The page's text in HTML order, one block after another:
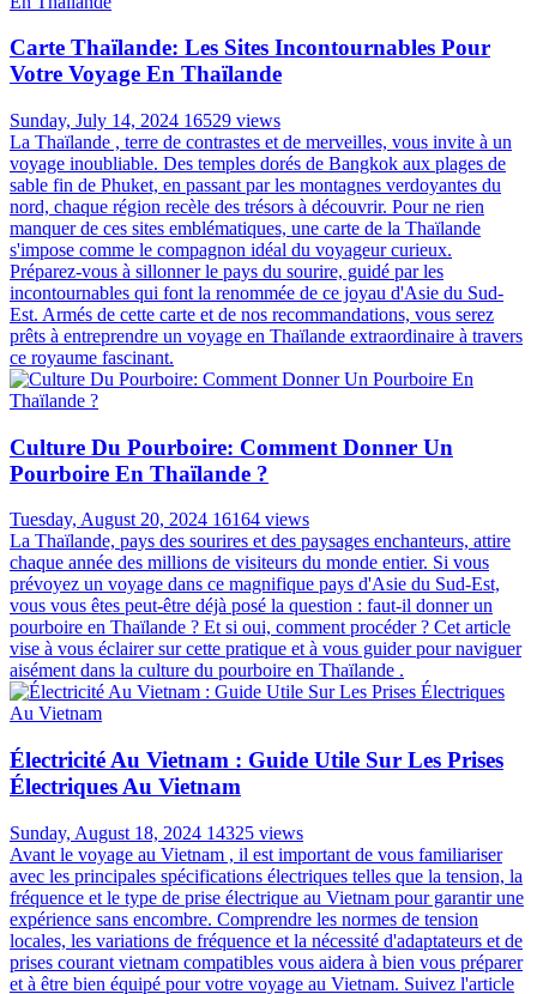
Carte Thaïlande: Les Sites Incontournables Pour
Votre Voyage En Thaïlande
Sunday, July 14, 2024 16529 views
La Thaïlande , terre de contrastes et de merveilles, vous invite à un
voyage inoubliable. Des temples dorés de Bangkok aux plages de
sable fin de Phuket, en passant par les montagnes verdoyantes du
nord, chaque région recèle des trésors à découvrir. Pour ne rien
manquer de ces sites emblématiques, une carte de la Thaïlande
s'impose comme le compagnon idéal du voyageur curieux.
Préparez-vous à sillonner le pays du sourire, guidé par les
incontournables qui font la renommée de ce joyau d'Asie du Sud-
Est. Armés de cette carte et de nos recommandations, vous serez
prêts à entreprendre un voyage en Thaïlande extraordinaire à travers
ce royaume fascinant.
Culture Du Pourboire: Comment Donner Un
Pourboire En Thaïlande ?
Tuesday, August 20, 2024 16164 views
La Thaïlande, pays des sourires et des paysages enchanteurs, attire
chaque année des millions de visiteurs du monde entier. Si vous
prévoyez un voyage dans ce magnifique pays d'Asie du Sud-Est,
vous vous êtes peut-être déjà posé la question : faut-il donner un
pourboire en Thaïlande ? Et si oui, comment procéder ? Cet article
vise à vous éclairer sur cette pratique et à vous guider pour naviguer
aisément dans la culture du pourboire en Thaïlande .
Électricité Au Vietnam : Guide Utile Sur Les Prises
Électriques Au Vietnam
Sunday, August 18, 2024 14325 views
Avant le voyage au Vietnam , il est important de vous familiariser
avec les principales spécifications électriques telles que la tension, la
fréquence et le type de prise électrique au Vietnam pour garantir une
expérience sans encombre. Comprendre les normes de tension
locales, les variations de fréquence et la nécessité d'adaptateurs et de
prises courant vietnam compatibles vous aidera à bien vous préparer
et à être bien équipé pour votre voyage au Vietnam. Suivez l'article